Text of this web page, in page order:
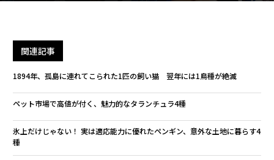
関連記事
1894年、孤島に連れてこられた1匹の飼い猫 翌年には1鳥種が絶滅
ペット市場で高値が付く、魅力的なタランチュラ4種
氷上だけじゃない！ 実は適応能力に優れたペンギン、意外な土地に暮らす4
種